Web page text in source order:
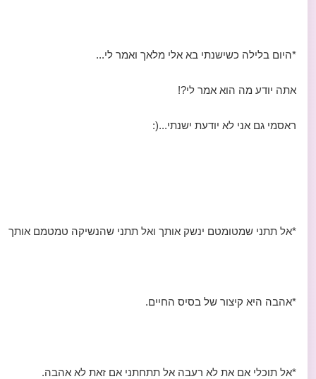
*היום בלילה כשישנתי בא אלי מלאך ואמר לי...
אתה יודע מה הוא אמר לי?!
ראסמי גם אני לא יודעת ישנתי...(:
*אל תתני שמטומטם ינשק אותך ואל תתני שהנשיקה טמטמם אותך
*אהבה היא קיצור של בסיס החיים.
*אל תוכלי אם את לא רעבה אל תתחתני אם זאת לא אהבה.